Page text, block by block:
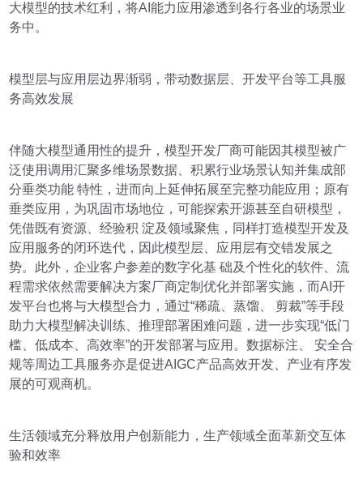
大模型的技术红利，将AI能力应用渗透到各行各业的场景业
务中。
模型层与应用层边界渐弱，带动数据层、开发平台等工具服
务高效发展
伴随大模型通用性的提升，模型开发厂商可能因其模型被广
泛使用调用汇聚多维场景数据、积累行业场景认知并集成部
分垂类功能 特性，进而向上延伸拓展至完整功能应用；原有
垂类应用，为巩固市场地位，可能探索开源甚至自研模型，
凭借既有资源、经验积 淀及领域聚焦，同样打造模型开发及
应用服务的闭环迭代，因此模型层、应用层有交错发展之
势。此外，企业客户参差的数字化基 础及个性化的软件、流
程需求依然需要解决方案厂商定制优化并部署实施，而AI开
发平台也将与大模型合力，通过“稀疏、蒸馏、 剪裁”等手段
助力大模型解决训练、推理部署困难问题，进一步实现“低门
槛、低成本、高效率”的开发部署与应用。数据标注、 安全合
规等周边工具服务亦是促进AIGC产品高效开发、产业有序发
展的可观商机。
生活领域充分释放用户创新能力，生产领域全面革新交互体
验和效率